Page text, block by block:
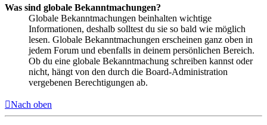
Was sind globale Bekanntmachungen?
Globale Bekanntmachungen beinhalten wichtige
Informationen, deshalb solltest du sie so bald wie möglich
lesen. Globale Bekanntmachungen erscheinen ganz oben in
jedem Forum und ebenfalls in deinem persönlichen Bereich.
Ob du eine globale Bekanntmachung schreiben kannst oder
nicht, hängt von den durch die Board-Administration
vergebenen Berechtigungen ab.
Nach oben